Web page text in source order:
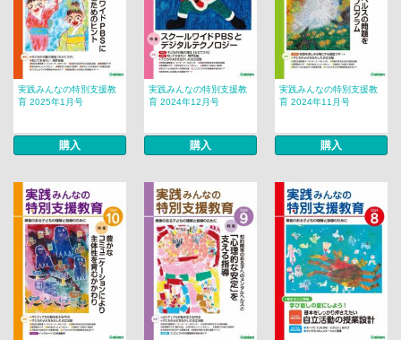
実践みんなの特別支援教
育 2025年1月号
購入
実践みんなの特別支援教
育 2024年12月号
購入
実践みんなの特別支援教
育 2024年11月号
購入